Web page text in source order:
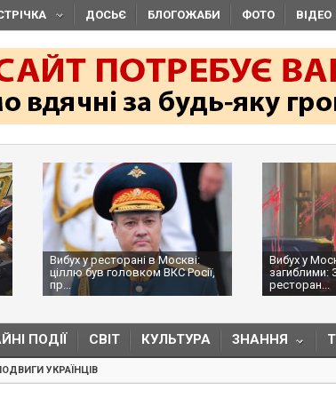
ДОСЬЄ БЛОГОЖАБИ ФОТО ВІДЕО
Вибух у ресторані в Москві:
ціллю був головком ВКС Росії,
пр...
Вибух у
загиблими:
ресторан...
ПОДІЇ СВІТ КУЛЬТУРА ЗНАННЯ
УКРАЇНЦІВ